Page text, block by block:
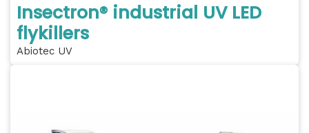
Insectron® industrial UV LED
flykillers
Abiotec UV